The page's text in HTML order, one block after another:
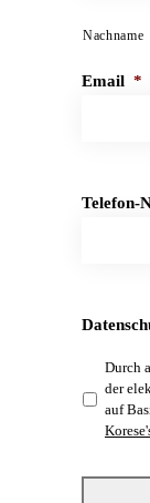
Nachname
Email *
Telefon-
Durch
der
auf